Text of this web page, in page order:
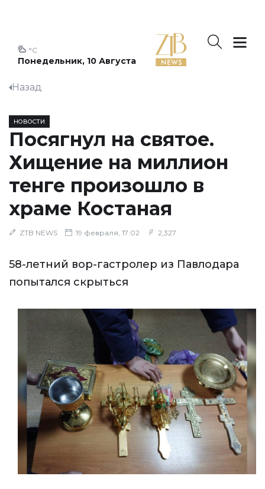
Понедельник, 10 Августа
°C
Назад
НОВОСТИ
Посягнул на святое.
Хищение на миллион
тенге произошло в
храме Костаная
ZTB NEWS 19 февраля, 17:02 2,327
58-летний вор-гастролер из Павлодара
попытался скрыться